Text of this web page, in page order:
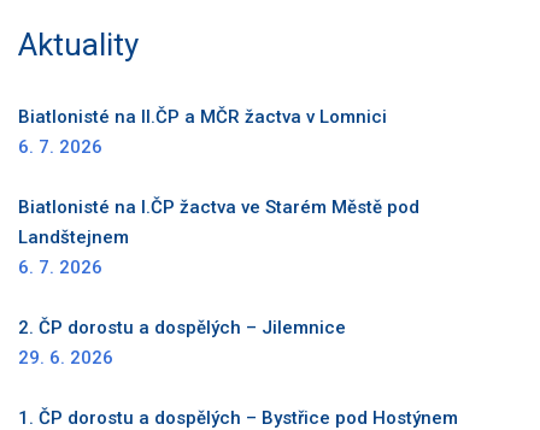
Aktuality
Biatlonisté na II.ČP a MČR žactva v Lomnici
6. 7. 2026
Biatlonisté na I.ČP žactva ve Starém Městě pod
Landštejnem
6. 7. 2026
2. ČP dorostu a dospělých – Jilemnice
29. 6. 2026
1. ČP dorostu a dospělých – Bystřice pod Hostýnem